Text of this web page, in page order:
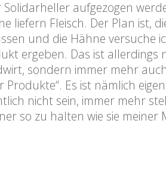
Solidarheller aufgezogen
liefern Fleisch. Der Plan ist,
und die Hähne versuche
ergeben. Das ist
sondern immer mehr
Produkte“. Es ist nämlich
nicht sein, immer mehr
so zu halten wie sie